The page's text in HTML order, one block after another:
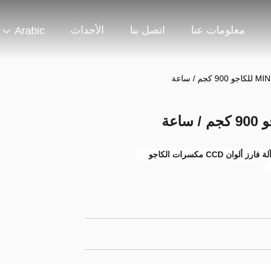
معلومات عنا اتصل بنا الأحداث Arabic
آلة فارز ألوان CCD مكسرات الكاجو